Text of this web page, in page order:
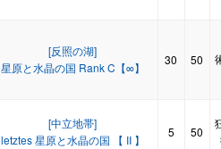
[反照の湖]
星原と水晶の国 Rank C【∞】
30 50
[中立地帯]
letztes 星原と水晶の国 【 II 】
5 50